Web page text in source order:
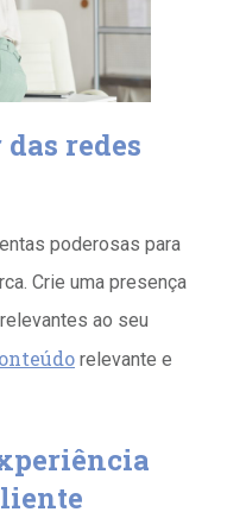
redes
poderosas para
Crie uma presença
ao seu
relevante e